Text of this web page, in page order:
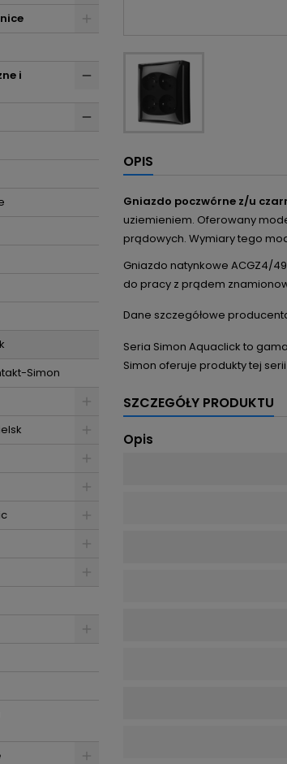
i
Simon
OPIS
Gniazdo poczwórne z/u
uziemieniem. Oferowany
prądowych. Wymiary tego
Gniazdo natynkowe ACGZ4/
do pracy z prądem
Dane szczegółowe
Seria Simon Aquaclick to
Simon oferuje produkty tej
SZCZEGÓŁY PRODUKTU
Opis